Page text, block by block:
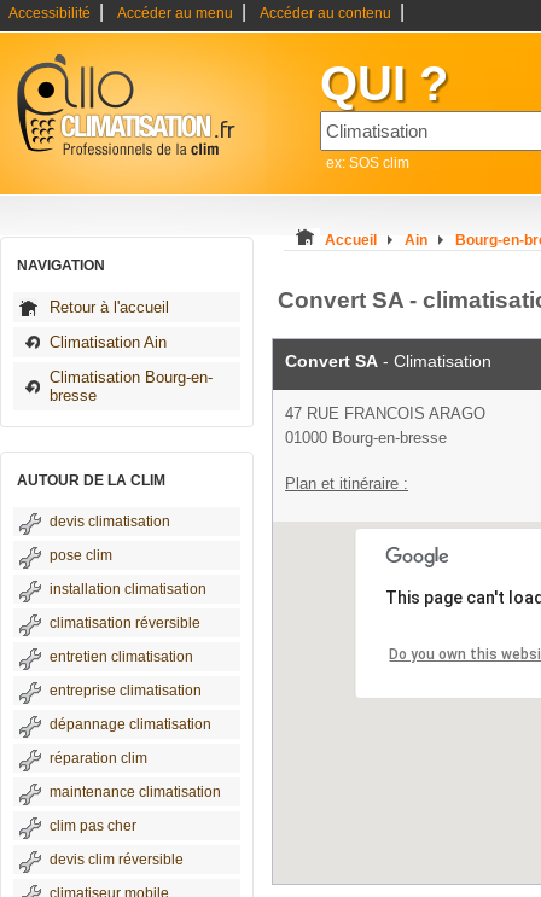
Accessibilité Accéder au menu Accéder au contenu
QUI ?
ex: SOS clim
NAVIGATION
Retour à l'accueil
Climatisation Ain
Climatisation Bourg-en-
bresse
AUTOUR DE LA CLIM
devis climatisation
pose clim
installation climatisation
climatisation réversible
entretien climatisation
entreprise climatisation
dépannage climatisation
réparation clim
maintenance climatisation
clim pas cher
devis clim réversible
climatiseur mobile
Accueil Ain Bourg-en-
Convert SA -
Convert SA - Climatisation
47 RUE FRANCOIS ARAGO
01000 Bourg-en-bresse
Plan et itinéraire :
This page can't
Do you own this